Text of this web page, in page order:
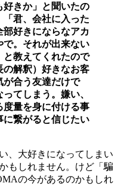
好きか」と聞いたの
君、会社に入った
部好きにならなアカ
で。それが出来ない
と教えてくれたので
解釈）好きなお客
が合う友達だけで
てしまう。嫌い、
度量を身に付ける事
に繋がると信じたい
、大好きになってしまい
もしれません。けど「騙
の今があるのかもしれ